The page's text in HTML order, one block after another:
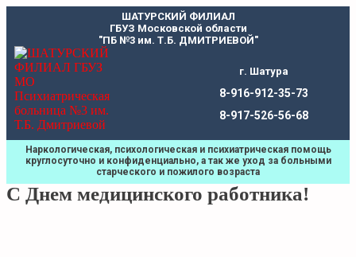
ШАТУРСКИЙ ФИЛИАЛ
ГБУЗ Московской области
"ПБ №3 им. Т.Б. ДМИТРИЕВОЙ"
г. Шатура
8-916-912-35-73
8-917-526-56-68
Наркологическая, психологическая и психиатрическая помощь
круглосуточно и конфиденциально, а так же уход за больными
старческого и пожилого возраста
С Днем медицинского работника!